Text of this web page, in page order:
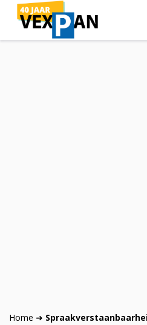
Home ➜